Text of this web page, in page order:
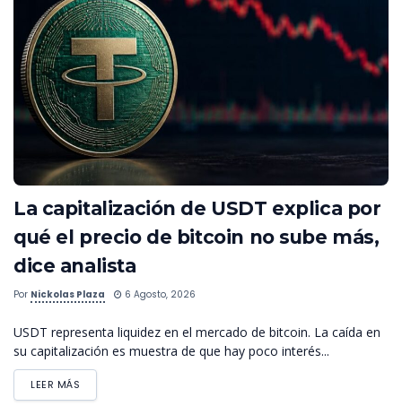
La capitalización de USDT explica por
qué el precio de bitcoin no sube más,
dice analista
Por Nickolas Plaza 6 Agosto, 2026
USDT representa liquidez en el mercado de bitcoin. La caída en
su capitalización es muestra de que hay poco interés...
LEER MÁS